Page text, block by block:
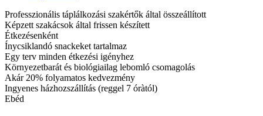
Professzionális táplálkozási szakértők által összeállított
Képzett szakácsok által frissen készített
Étkezésenként
Ínycsiklandó snackeket tartalmaz
Egy terv minden étkezési igényhez
Környezetbarát és biológiailag lebomló csomagolás
Akár 20% folyamatos kedvezmény
Ingyenes házhozszállítás (reggel 7 óràtól)
Ebéd